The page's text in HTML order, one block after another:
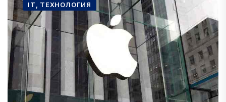
IT, ТЕХНОЛОГИЯ